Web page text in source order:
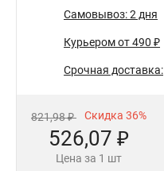
Самовывоз: 2 дня
Курьером от 490 ₽
Срочная доставка:
821,98 ₽ Скидка 36%
526,07 ₽
Цена за 1 шт